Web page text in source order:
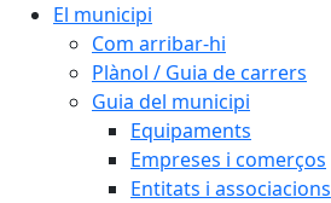
El municipi
Com arribar-hi
Plànol / Guia de carrers
Guia del municipi
Equipaments
Empreses i comerços
Entitats i associacions